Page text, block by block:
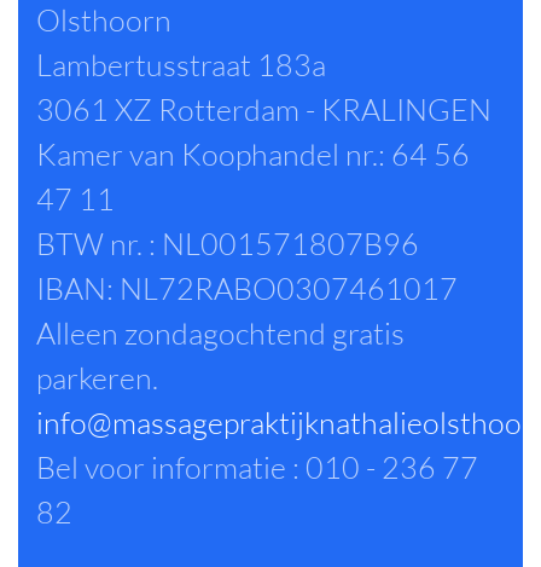
Olsthoorn
Lambertusstraat 183a
3061 XZ Rotterdam - KRALINGEN
Kamer van Koophandel nr.: 64 56
47 11
BTW nr. : NL001571807B96
IBAN: NL72RABO0307461017
Alleen zondagochtend gratis
parkeren.
Bel voor informatie : 010 - 236 77
82